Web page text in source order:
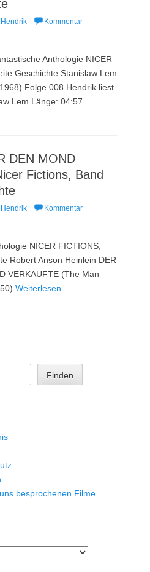
Hendrik
Kommentar
Anthologie NICER
Geschichte Stanislaw Lem
Folge 008 Hendrik liest
Lem Länge: 04:57
DEN MOND
Fictions, Band
Hendrik
Kommentar
NICER FICTIONS,
Robert Anson Heinlein DER
VERKAUFTE (The Man
Weiterlesen …
Finden
besprochenen Filme